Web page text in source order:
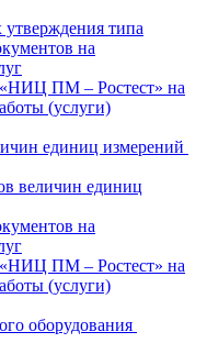
типа
на
ПМ – Ростест» на
(услуги)
единиц измерений
величин единиц
на
ПМ – Ростест» на
(услуги)
оборудования